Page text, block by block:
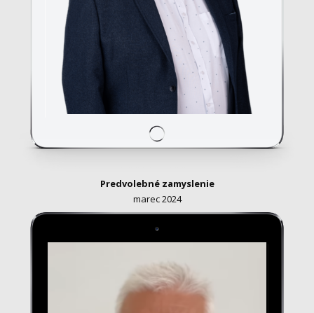
Predvolebné zamyslenie
marec 2024